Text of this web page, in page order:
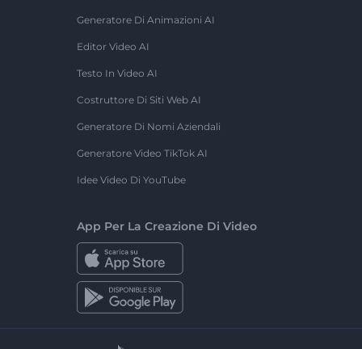
Generatore Di Animazioni AI
Editor Video AI
Testo In Video AI
Costruttore Di Siti Web AI
Generatore Di Nomi Aziendali
Generatore Video TikTok AI
Idee Video Di YouTube
App Per La Creazione Di Video